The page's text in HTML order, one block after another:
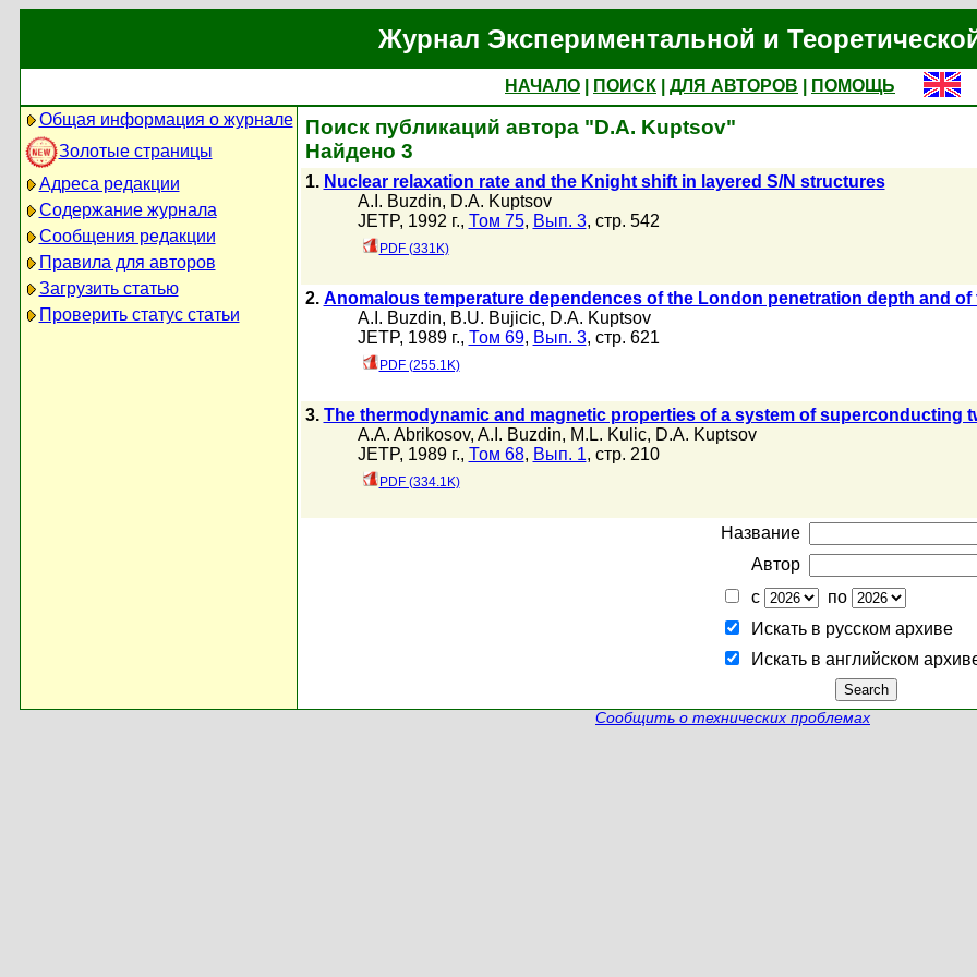
Журнал Экспериментальной и
НАЧАЛО ПОИСК ДЛЯ АВТОРОВ
ПОМОЩЬ
Общая информация о журнале
Золотые страницы
Адреса редакции
Содержание журнала
Сообщения редакции
Правила для авторов
Загрузить статью
Проверить статус статьи
Поиск публикаций автора "D.A. Kuptsov"
Найдено 3
1. Nuclear relaxation rate and the Knight shift in layered S/N structures
A.I. Buzdin, D.A. Kuptsov
JETP, 1992 г., Том 75, Вып. 3, стр. 542
PDF (331K)
2. Anomalous temperature dependences of the London penetration depth and
A.I. Buzdin, B.U. Bujicic, D.A. Kuptsov
JETP, 1989 г., Том 69, Вып. 3, стр. 621
PDF (255.1K)
3. The thermodynamic and magnetic properties of a system of superconducting
A.A. Abrikosov, A.I. Buzdin, M.L. Kulic, D.A. Kuptsov
JETP, 1989 г., Том 68, Вып. 1, стр. 210
PDF (334.1K)
Название
Автор
с
по
Искать в русском архиве
Искать в английском
Сообщить о технических проблемах